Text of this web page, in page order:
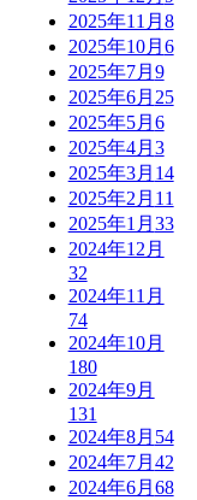
2025年11月 8
2025年10月 6
2025年7月 9
2025年6月 25
2025年5月 6
2025年4月 3
2025年3月 14
2025年2月 11
2025年1月 33
2024年12月
32
2024年11月
74
2024年10月
180
2024年9月
131
2024年8月 54
2024年7月 42
2024年6月 68